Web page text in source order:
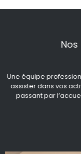
Une équipe
assister dans vos
passant par